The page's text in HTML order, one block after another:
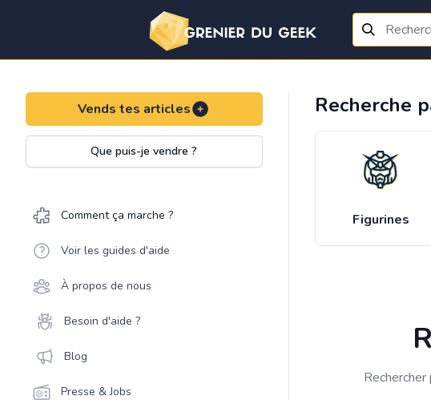
Vends tes articles
Que puis-je vendre ?
Comment ça marche ?
Voir les guides d'aide
À propos de nous
Besoin d'aide ?
Blog
Presse & Jobs
Recherche
Figurines